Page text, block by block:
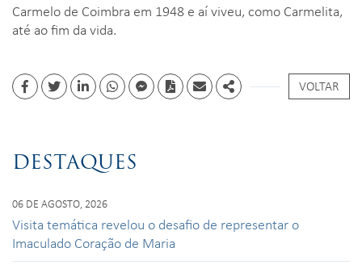
Carmelo de Coimbra em 1948 e aí viveu, como Carmelita,
até ao fim da vida.
FacebookTwitterLinkedinwhatsappfacebook messenger
PDF EmailShare
VOLTAR
DESTAQUES
06 DE AGOSTO, 2026
Visita temática revelou o desafio de representar o
Imaculado Coração de Maria